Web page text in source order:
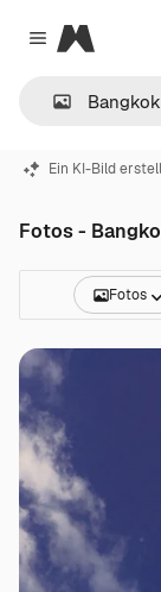
Close menu
Magnific
Ein KI-Bild
Fotos -
Fotos